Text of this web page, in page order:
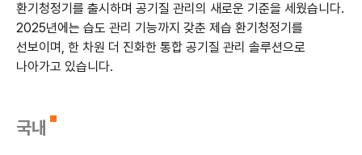
환기청정기를 출시하며 공기질 관리의 새로운 기준을 세웠습니다.
2025년에는 습도 관리 기능까지 갖춘 제습 환기청정기를
선보이며, 한 차원 더 진화한 통합 공기질 관리 솔루션으로
나아가고 있습니다.
국내